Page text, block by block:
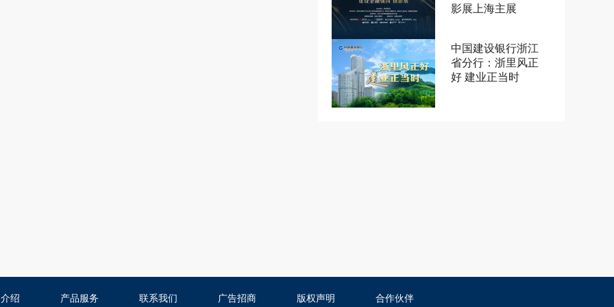
影展上海主展
中国建设银行浙江
省分行：浙里风正
好 建业正当时
绍 产品服务 联系我们 广告招商 版权声明 合作伙伴